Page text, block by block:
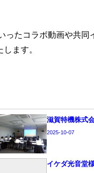
たコラボ動画や共同
ます。
滋賀特機株式
2025-10-07
イケダ光音堂